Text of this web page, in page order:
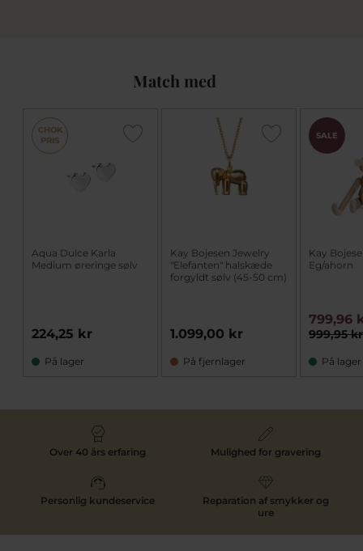
Match med
CHOK
PRIS
Aqua Dulce Karla
Medium øreringe sølv
224,25 kr
På lager
Kay Bojesen Jewelry
"Elefanten" halskæde
forgyldt sølv (45-50 cm)
1.099,00 kr
På fjernlager
SALE
Kay
Eg/ahorn
999,95 kr
799,96
På lager
Over 40 års erfaring Mulighed for gravering
Personlig kundeservice
Reparation af smykker og
ure